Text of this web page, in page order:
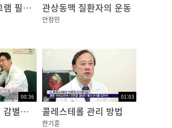
심장재활 프로그램 필요성 관상동맥 질환자의 운동
안정민
00:36
관상동맥질환의 감별진단
01:03
콜레스테롤 관리 방법
한기훈